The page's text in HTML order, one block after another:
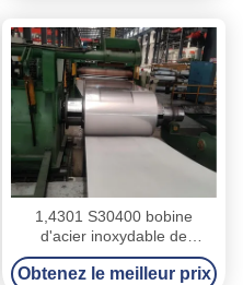
1,4301 S30400 bobine
d'acier inoxydable de
304 séries, bobine de fente
de l'acier inoxydable 304
Obtenez le meilleur prix